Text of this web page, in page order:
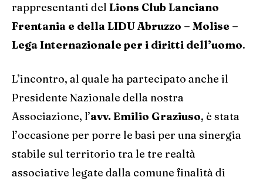
rappresentanti del Lions Club Lanciano
Frentania e della LIDU Abruzzo – Molise –
Lega Internazionale per i diritti dell’uomo.
L’incontro, al quale ha partecipato anche il
Presidente Nazionale della nostra
Associazione, l’avv. Emilio Graziuso, è stata
l’occasione per porre le basi per una sinergia
stabile sul territorio tra le tre realtà
associative legate dalla comune finalità di